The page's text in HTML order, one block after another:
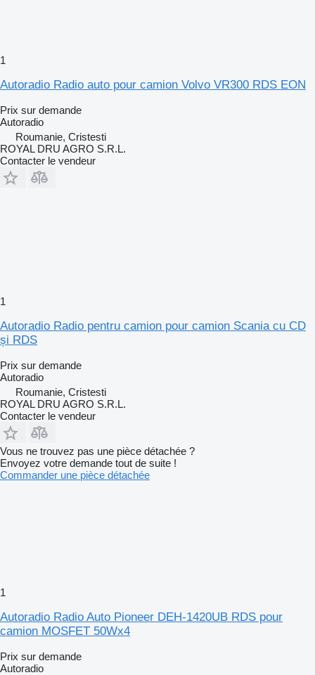
1
Autoradio Radio auto pour camion Volvo VR300 RDS EON
Prix sur demande
Autoradio
Roumanie, Cristesti
ROYAL DRU AGRO S.R.L.
Contacter le vendeur
1
Autoradio Radio pentru camion pour camion Scania cu CD
și RDS
Prix sur demande
Autoradio
Roumanie, Cristesti
ROYAL DRU AGRO S.R.L.
Contacter le vendeur
Vous ne trouvez pas une pièce détachée ?
Envoyez votre demande tout de suite !
Commander une pièce détachée
1
Autoradio Radio Auto Pioneer DEH-1420UB RDS pour
camion MOSFET 50Wx4
Prix sur demande
Autoradio